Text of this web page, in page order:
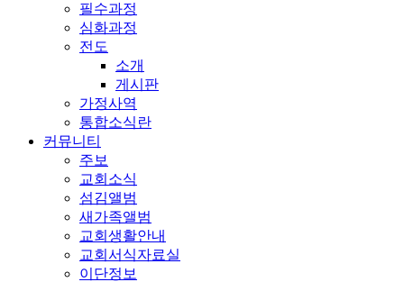
필수과정
심화과정
전도
소개
게시판
가정사역
통합소식란
커뮤니티
주보
교회소식
섬김앨범
새가족앨범
교회생활안내
교회서식자료실
이단정보